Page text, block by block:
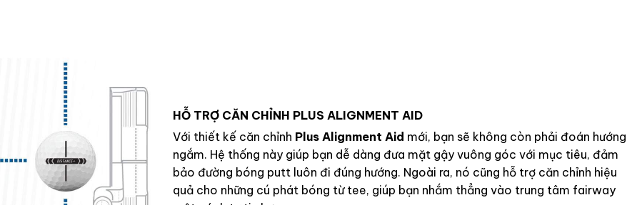
HỖ TRỢ CĂN CHỈNH PLUS ALIGNMENT AID
Với thiết kế căn chỉnh Plus Alignment Aid mới, bạn sẽ không còn phải đoán hướng
ngắm. Hệ thống này giúp bạn dễ dàng đưa mặt gậy vuông góc với mục tiêu, đảm
bảo đường bóng putt luôn đi đúng hướng. Ngoài ra, nó cũng hỗ trợ căn chỉnh hiệu
quả cho những cú phát bóng từ tee, giúp bạn nhắm thẳng vào trung tâm fairway